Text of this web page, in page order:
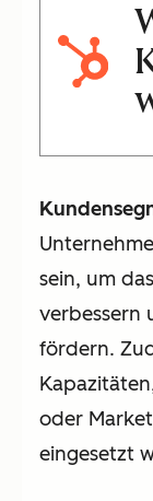
sein, um
verbessern
fördern.
oder
eingesetzt